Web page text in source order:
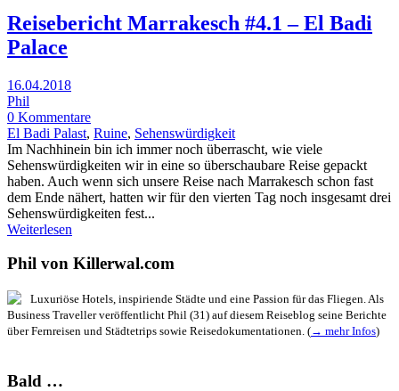
Reisebericht Marrakesch #4.1 – El Badi
Palace
16.04.2018
Phil
0 Kommentare
El Badi Palast, Ruine, Sehenswürdigkeit
Im Nachhinein bin ich immer noch überrascht, wie viele
Sehenswürdigkeiten wir in eine so überschaubare Reise gepackt
haben. Auch wenn sich unsere Reise nach Marrakesch schon fast
dem Ende nähert, hatten wir für den vierten Tag noch insgesamt drei
Sehenswürdigkeiten fest...
Weiterlesen
Phil von Killerwal.com
Luxuriöse Hotels, inspiriende Städte und eine Passion für das Fliegen. Als
Business Traveller veröffentlicht Phil (31) auf diesem Reiseblog seine Berichte
über Fernreisen und Städtetrips sowie Reisedokumentationen. (→ mehr Infos)
Bald …